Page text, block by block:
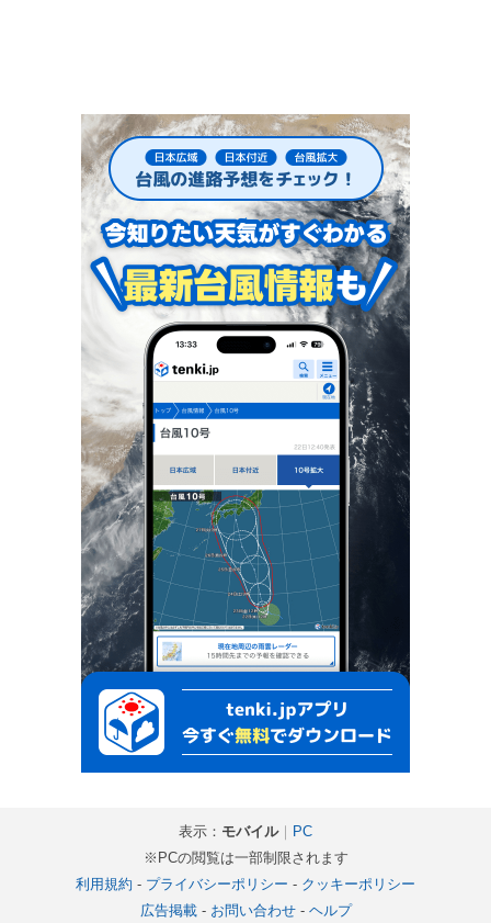
表示： モバイル｜ PC
※PCの閲覧は一部制限されます
利用規約 - プライバシーポリシー - クッキーポリシー
広告掲載- お問い合わせ- ヘルプ